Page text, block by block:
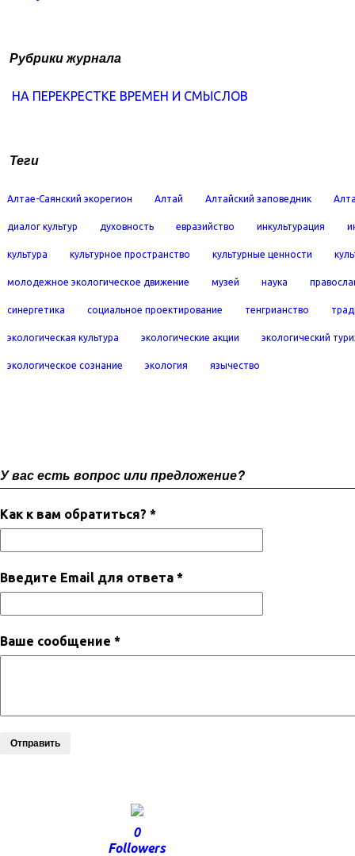
Рубрики журнала
НА ПЕРЕКРЕСТКЕ ВРЕМЕН И СМЫСЛОВ
Теги
Алтае-Саянский экорегион Алтай Алтайский заповедник
диалог культур духовность евразийство инкультурация
культура культурное пространство культурные ценности
молодежное экологическое движение музей наука
синергетика социальное проектирование тенгрианство
экологическая культура экологические акции экологический
экологическое сознание экология язычество
У вас есть вопрос или предложение?
Как к вам обратиться? *
Введите Email для ответа *
Ваше сообщение *
Отправить
0
Followers